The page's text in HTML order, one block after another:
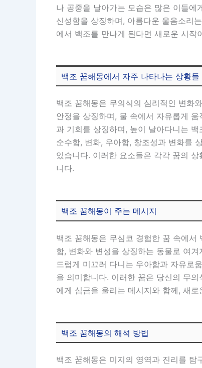
나 공중을 날아가는 모습은 많은 이들
신성함을 상징하며, 아름다운 울음소리
에서 백조를 만나게 된다면 새로운 시작
백조 꿈해몽에서 자주 나타나는 상황들
백조 꿈해몽은 무의식의 심리적인 변화
안정을 상징하며, 물 속에서 자유롭게
과 기회를 상징하며, 높이 날아다니는
순수함, 변화, 우아함, 창조성과 변화를
있습니다. 이러한 요소들은 각각 꿈의
니다.
백조 꿈해몽이 주는 메시지
백조 꿈해몽은 무심코 경험한 꿈 속에
함, 변화와 변성을 상징하는 동물로 여
드럽게 미끄러 다니는 우아함과 자유로
을 의미합니다. 이러한 꿈은 당신의 무
에게 심금을 울리는 메시지와 함께, 새
백조 꿈해몽의 해석 방법
백조 꿈해몽은 미지의 영역과 진리를